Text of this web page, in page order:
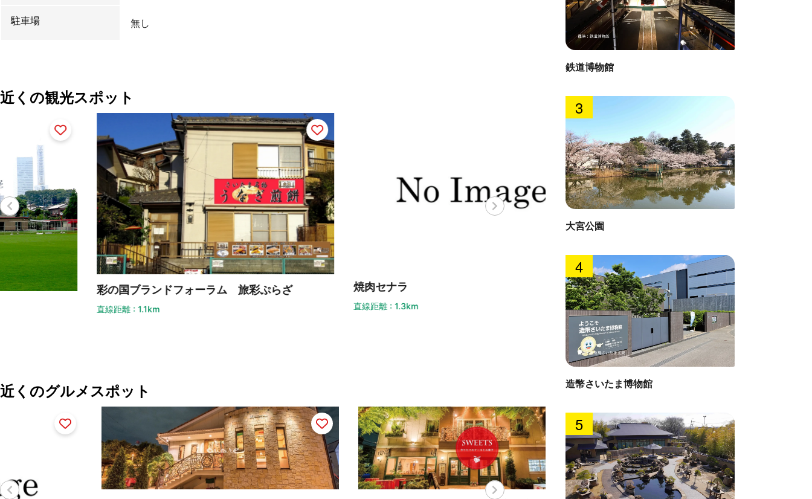
駐車場 無し
近くの観光スポット
彩の国ブランドフォーラム 旅彩ぷらざ 焼肉セナラ
アルピーノ村 イタリア料理イルクオーレ
直線距離 : 1.4km
近くのグルメスポット
鉄道博物館
大宮公園
3
造幣さいたま博物館
4
5